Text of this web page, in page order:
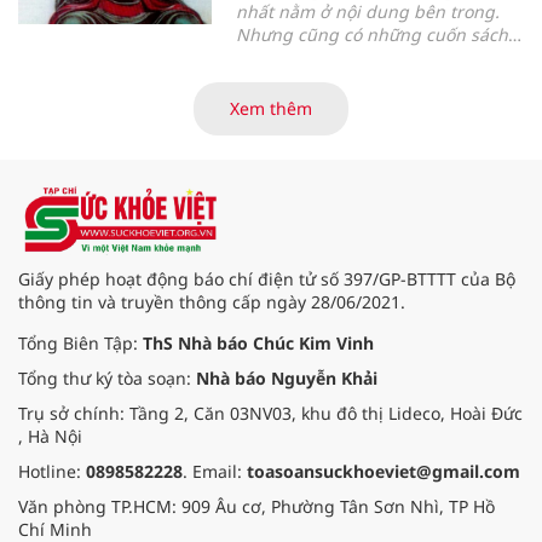
nhất nằm ở nội dung bên trong.
Nhưng cũng có những cuốn sách
vóc của tác giả và triết lý mà cả
Xem thêm
Giấy phép hoạt động báo chí điện tử số 397/GP-BTTTT của Bộ
thông tin và truyền thông cấp ngày 28/06/2021.
Tổng Biên Tập: ThS Nhà báo Chúc Kim Vinh
Tổng thư ký tòa soạn: Nhà báo Nguyễn Khải
Trụ sở chính: Tầng 2, Căn 03NV03, khu đô thị Lideco, Hoài Đức
, Hà Nội
Hotline: 0898582228. Email: toasoansuckhoeviet@gmail.com
Văn phòng TP.HCM: 909 Âu cơ, Phường Tân Sơn Nhì, TP Hồ
Chí Minh